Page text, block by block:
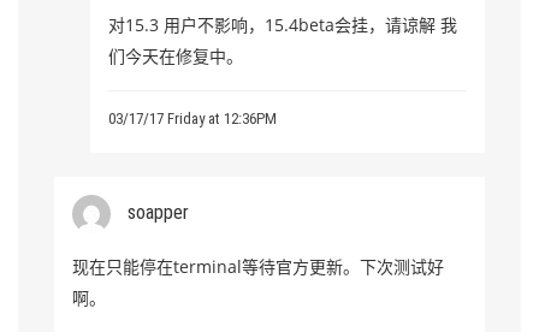
对15.3 用户不影响，15.4beta会挂，请谅解 我
们今天在修复中。
03/17/17 Friday at 12:36PM
soapper
现在只能停在terminal等待官方更新。下次测试好
啊。